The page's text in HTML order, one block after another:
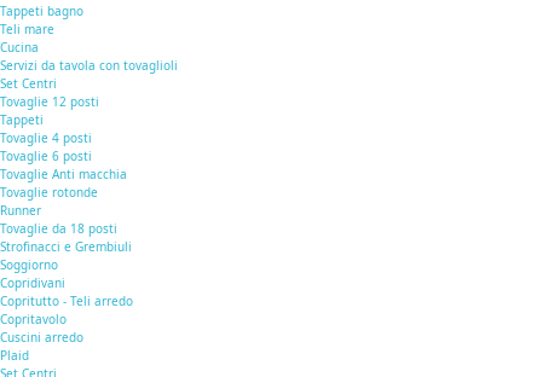
Tappeti bagno
Teli mare
Cucina
Servizi da tavola con tovaglioli
Set Centri
Tovaglie 12 posti
Tappeti
Tovaglie 4 posti
Tovaglie 6 posti
Tovaglie Anti macchia
Tovaglie rotonde
Runner
Tovaglie da 18 posti
Strofinacci e Grembiuli
Soggiorno
Copridivani
Copritutto - Teli arredo
Copritavolo
Cuscini arredo
Plaid
Set Centri